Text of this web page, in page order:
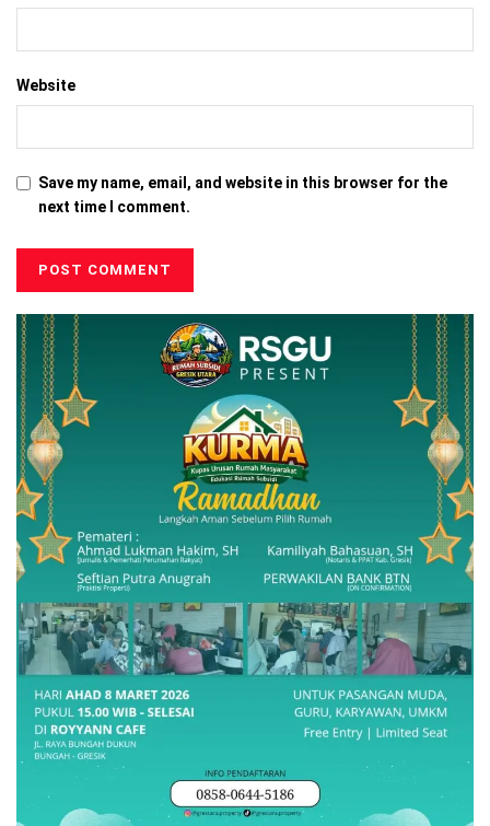
Website
Save my name, email, and website in this browser for the
next time I comment.